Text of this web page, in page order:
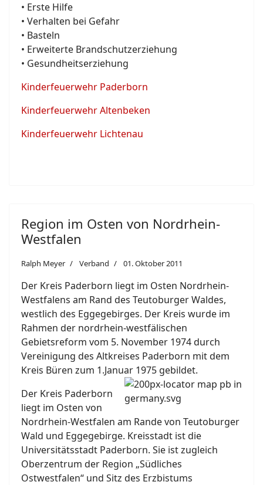
• Erste Hilfe
• Verhalten bei Gefahr
• Basteln
• Erweiterte Brandschutzerziehung
• Gesundheitserziehung
Kinderfeuerwehr Paderborn
Kinderfeuerwehr Altenbeken
Kinderfeuerwehr Lichtenau
Region im Osten von Nordrhein-
Westfalen
Ralph Meyer Verband 01. Oktober 2011
Der Kreis Paderborn liegt im Osten Nordrhein-
Westfalens am Rand des Teutoburger Waldes,
westlich des Eggegebirges. Der Kreis wurde im
Rahmen der nordrhein-westfälischen
Gebietsreform vom 5. November 1974 durch
Vereinigung des Altkreises Paderborn mit dem
Kreis Büren zum 1.Januar 1975 gebildet.
Der Kreis Paderborn
liegt im Osten von
Nordrhein-Westfalen am Rande von Teutoburger
Wald und Eggegebirge. Kreisstadt ist die
Universitätsstadt Paderborn. Sie ist zugleich
Oberzentrum der Region „Südliches
Ostwestfalen“ und Sitz des Erzbistums